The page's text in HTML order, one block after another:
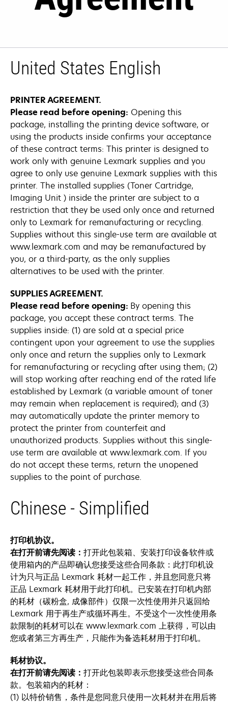
United States English
PRINTER AGREEMENT.
Please read before opening: Opening this
package, installing the printing device software, or
using the products inside confirms your acceptance
of these contract terms: This printer is designed to
work only with genuine Lexmark supplies and you
agree to only use genuine Lexmark supplies with this
printer. The installed supplies (Toner Cartridge,
Imaging Unit ) inside the printer are subject to a
restriction that they be used only once and returned
only to Lexmark for remanufacturing or recycling.
Supplies without this single-use term are available at
www.lexmark.com and may be remanufactured by
you, or a third-party, as the only supplies
alternatives to be used with the printer.
SUPPLIES AGREEMENT.
Please read before opening: By opening this
package, you accept these contract terms. The
supplies inside: (1) are sold at a special price
contingent upon your agreement to use the supplies
only once and return the supplies only to Lexmark
for remanufacturing or recycling after using them; (2)
will stop working after reaching end of the rated life
established by Lexmark (a variable amount of toner
may remain when replacement is required); and (3)
may automatically update the printer memory to
protect the printer from counterfeit and
unauthorized products. Supplies without this single-
use term are available at www.lexmark.com. If you
do not accept these terms, return the unopened
supplies to the point of purchase.
Chinese - Simplified
打印机协议。
在打开前请先阅读： 打开此包装箱、安装打印设备软件或
使用箱内的产品即确认您接受这些合同条款：此打印机设
计为只与正品 Lexmark 耗材一起工作，并且您同意只将
正品 Lexmark 耗材用于此打印机。已安装在打印机内部
的耗材（碳粉盒, 成像部件）仅限一次性使用并只返回给
Lexmark 用于再生产或循环再生。不受这个一次性使用条
款限制的耗材可以在 www.lexmark.com 上获得，可以由
您或者第三方再生产，只能作为备选耗材用于打印机。
耗材协议。
在打开前请先阅读： 打开此包装即表示您接受这些合同条
款。包装箱内的耗材：
(1) 以特价销售，条件是您同意只使用一次耗材并在用后将